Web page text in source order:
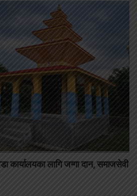
कार्यालयका लागि जग्गा दान, समाजसेवी